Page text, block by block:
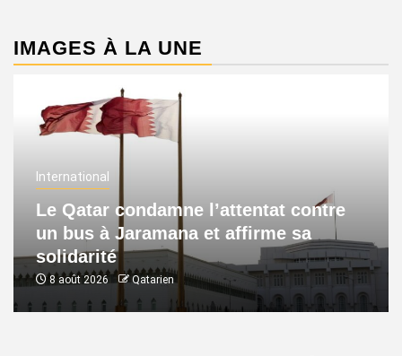
IMAGES À LA UNE
International
Le Qatar condamne l’attentat contre
un bus à Jaramana et affirme sa
solidarité
8 août 2026 Qatarien